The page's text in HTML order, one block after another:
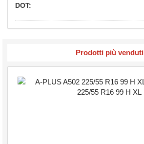
DOT:
Prodotti più venduti